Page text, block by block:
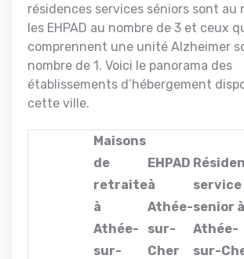
résidences services séniors sont au
les EHPAD au nombre de 3 et ceux
comprennent une unité Alzheimer
nombre de 1. Voici le panorama des
établissements d’hébergement
cette ville.
Maisons
de
retraite
à
Athée-
sur-
EHPAD
à
Athée-
sur-
Cher
service
senior à
Athée-
sur-